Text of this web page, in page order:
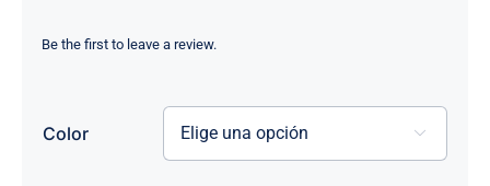
Be the first to leave a review.
Color 